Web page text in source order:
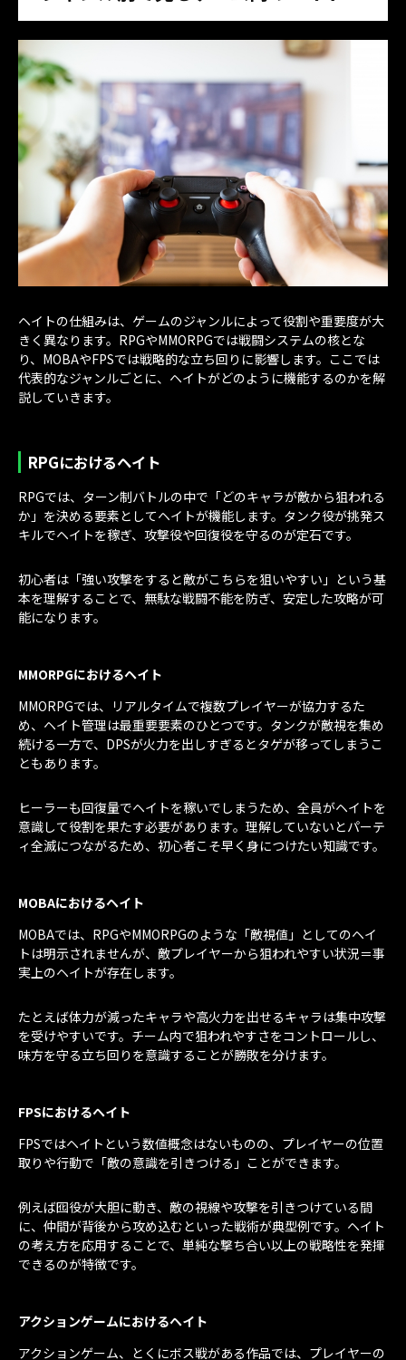
ヘイトの仕組みは、ゲームのジャンルによって役割や重要度が大
きく異なります。RPGやMMORPGでは戦闘システムの核とな
り、MOBAやFPSでは戦略的な立ち回りに影響します。ここでは
代表的なジャンルごとに、ヘイトがどのように機能するのかを解
説していきます。
RPGにおけるヘイト
RPGでは、ターン制バトルの中で「どのキャラが敵から狙われる
か」を決める要素としてヘイトが機能します。タンク役が挑発ス
キルでヘイトを稼ぎ、攻撃役や回復役を守るのが定石です。
初心者は「強い攻撃をすると敵がこちらを狙いやすい」という基
本を理解することで、無駄な戦闘不能を防ぎ、安定した攻略が可
能になります。
MMORPGにおけるヘイト
MMORPGでは、リアルタイムで複数プレイヤーが協力するた
め、ヘイト管理は最重要要素のひとつです。タンクが敵視を集め
続ける一方で、DPSが火力を出しすぎるとタゲが移ってしまうこ
ともあります。
ヒーラーも回復量でヘイトを稼いでしまうため、全員がヘイトを
意識して役割を果たす必要があります。理解していないとパーテ
ィ全滅につながるため、初心者こそ早く身につけたい知識です。
MOBAにおけるヘイト
MOBAでは、RPGやMMORPGのような「敵視値」としてのヘイ
トは明示されませんが、敵プレイヤーから狙われやすい状況＝事
実上のヘイトが存在します。
たとえば体力が減ったキャラや高火力を出せるキャラは集中攻撃
を受けやすいです。チーム内で狙われやすさをコントロールし、
味方を守る立ち回りを意識することが勝敗を分けます。
FPSにおけるヘイト
FPSではヘイトという数値概念はないものの、プレイヤーの位置
取りや行動で「敵の意識を引きつける」ことができます。
例えば囮役が大胆に動き、敵の視線や攻撃を引きつけている間
に、仲間が背後から攻め込むといった戦術が典型例です。ヘイト
の考え方を応用することで、単純な撃ち合い以上の戦略性を発揮
できるのが特徴です。
アクションゲームにおけるヘイト
アクションゲーム、とくにボス戦がある作品では、プレイヤーの